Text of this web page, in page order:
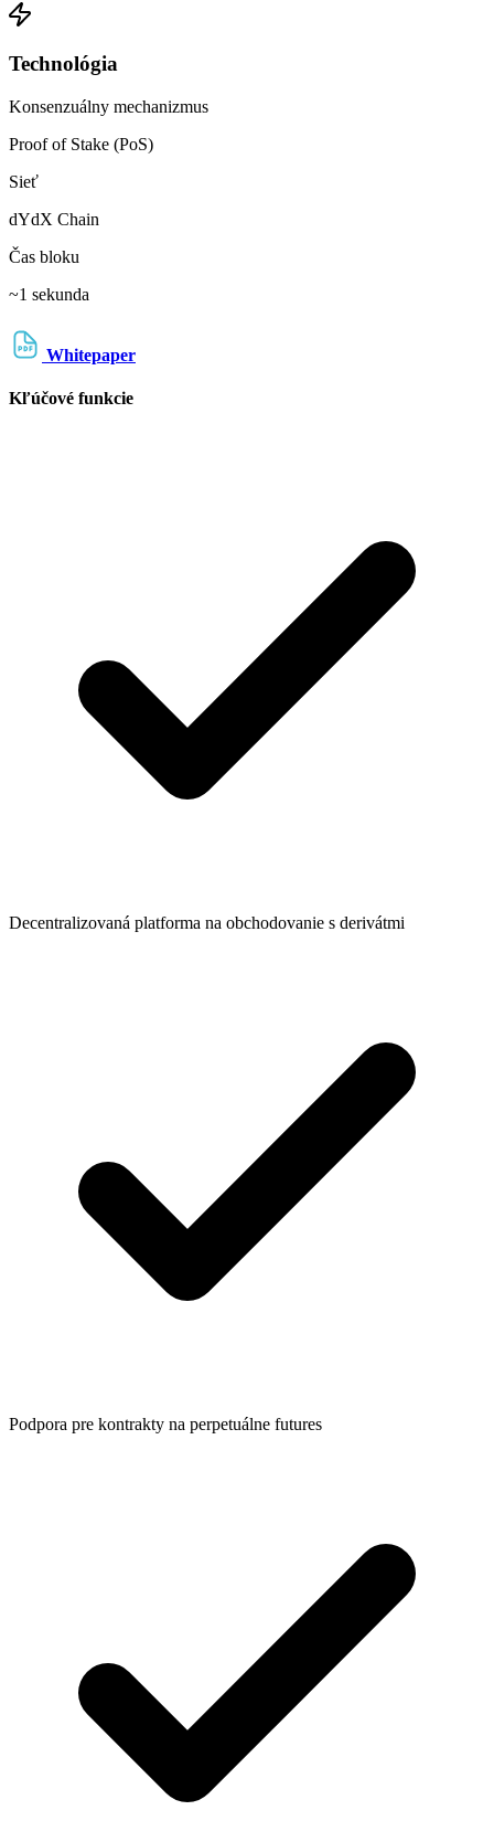
Technológia
Konsenzuálny mechanizmus
Proof of Stake (PoS)
Sieť
dYdX Chain
Čas bloku
~1 sekunda
Whitepaper
Kľúčové funkcie
Decentralizovaná platforma na obchodovanie s derivátmi
Podpora pre kontrakty na perpetuálne futures